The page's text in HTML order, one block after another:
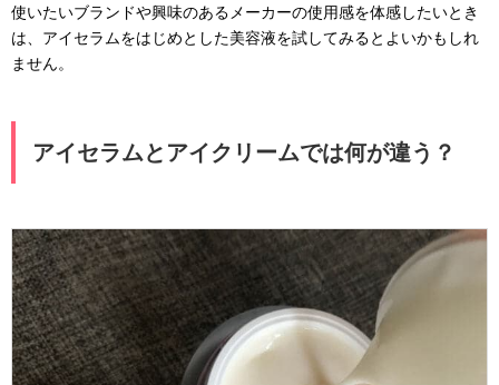
使いたいブランドや興味のあるメーカーの使用感を体感したいとき
は、アイセラムをはじめとした美容液を試してみるとよいかもしれ
ません。
アイセラムとアイクリームでは何が違う？